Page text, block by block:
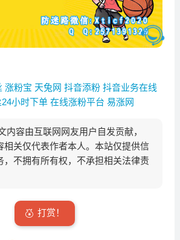
涨粉宝 天兔网 抖音添粉 抖音业务在线
小时下单 在线涨粉平台 易涨网
内容由互联网网友用户自发贡献，
相关仅代表作者本人。本站仅提供信
，不拥有所有权，不承担相关法律责
打赏！